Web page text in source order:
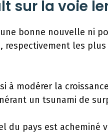
sur la voie
une bonne nouvelle ni
respectivement les
à modérer la
un tsunami de
du pays est acheminé